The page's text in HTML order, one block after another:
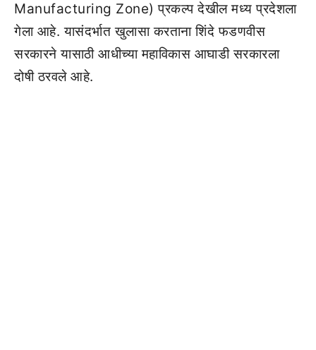
Manufacturing Zone) प्रकल्प देखील मध्य प्रदेशला
गेला आहे. यासंदर्भात खुलासा करताना शिंदे फडणवीस
सरकारने यासाठी आधीच्या महाविकास आघाडी सरकारला
दोषी ठरवले आहे.